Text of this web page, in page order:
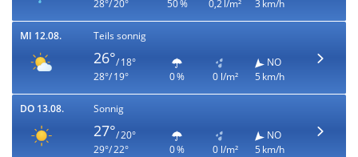
28°/ 20°
50 % 0,2 l/m²
3 km/h
MI 12.08. Teils sonnig
26°/ 18°
28°/ 19°
0 % 0 l/m²
NO
5 km/h
DO 13.08. Sonnig
27°/ 20°
29°/ 22°
0 % 0 l/m²
NO
5 km/h